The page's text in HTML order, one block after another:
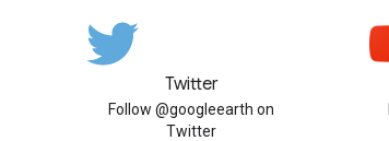
Twitter
Follow @googleearth on
Twitter